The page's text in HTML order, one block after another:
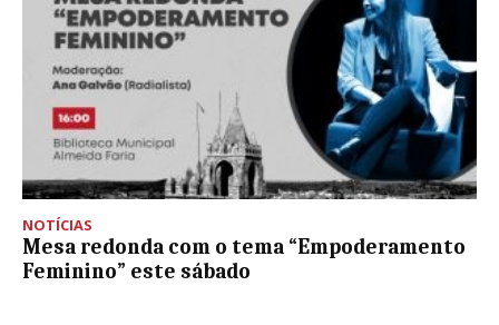
NOTÍCIAS
Mesa redonda com o tema “Empoderamento
Feminino” este sábado